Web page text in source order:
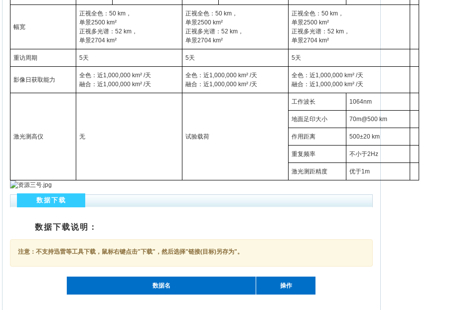
幅宽
正视全色：50 km，
单景2500 km²
正视多光谱：52 km，
单景2704 km²
正视全色：50 km，
单景2500 km²
正视多光谱：52 km，
单景2704 km²
正视全色：50 km，
单景2500 km²
正视多光谱：52 km，
单景2704 km²
重访周期 5天 5天 5天
影像日获取能力
全色：近1,000,000 km² /天
融合：近1,000,000 km² /天
全色：近1,000,000 km² /天
融合：近1,000,000 km² /天
全色：近1,000,000 km² /天
融合：近1,000,000 km² /天
激光测高仪 无 试验载荷
工作波长 1064nm
地面足印大小 70m@500 km
作用距离 500±20 km
重复频率 不小于2Hz
激光测距精度 优于1m
数据下载
数据下载说明：
注意：不支持迅雷等工具下载，鼠标右键点击"下载"，然后选择"链接(目标)另存为"。
数据名 操作